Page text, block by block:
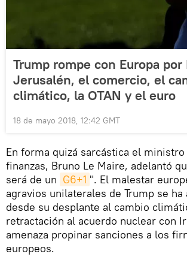
Trump rompe con Europa por
Jerusalén, el comercio, el
climático, la OTAN y el euro
18 de mayo 2018, 12:42 GMT
En forma quizá sarcástica el ministro
finanzas, Bruno Le Maire, adelantó
será de un G6+1 ". El malestar
agravios unilaterales de Trump se ha
desde su desplante al cambio
retractación al acuerdo nuclear con
amenaza propinar sanciones a los
europeos.